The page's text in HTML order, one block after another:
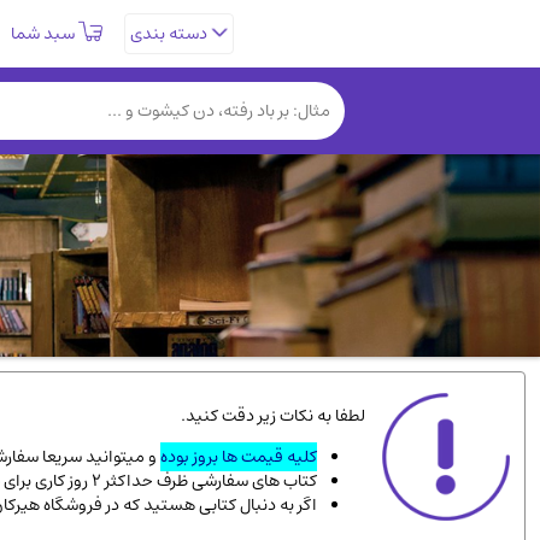
دسته بندی سبد شما
کتب نادر و کمیاب(19)
فلسفه و جامعه شناسی(151)
دانشگاهی و آموزشی(534)
ورزشی و تربیت بدنی
سیاسی(116)
کتاب های مصور رنگی و گلاسه(23)
دایره المعارف و فرهنگ
سینما و فیلم
زندگینامه شهدا
لطفا به نکات زیر دقت کنید.
کلیه قیمت ها بروز بودهو میتوانید سریعا
کتاب های سفارشی ظرف حداکثر 2 روز کاری برای پست پیشتاز، و 3 روز کاری برای پست سفارشی، به دست شما میرسد.
اگر به دنبال کتابی هستید که در فروشگاه